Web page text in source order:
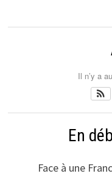
Il n’y a
En
Face à une